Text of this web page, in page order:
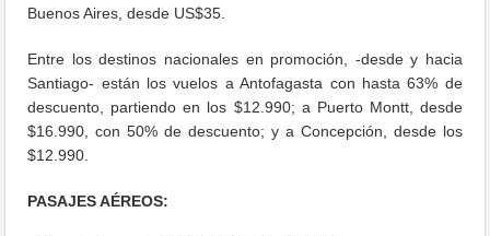
Buenos Aires, desde US$35.
Entre los destinos nacionales en promoción, -desde y hacia
Santiago- están los vuelos a Antofagasta con hasta 63% de
descuento, partiendo en los $12.990; a Puerto Montt, desde
$16.990, con 50% de descuento; y a Concepción, desde los
$12.990.
PASAJES AÉREOS: